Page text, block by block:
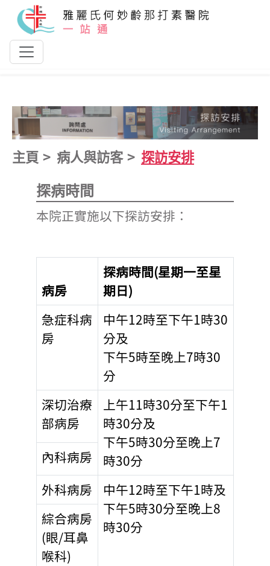
跳到主要內容
主頁 病人與訪客 探訪安排
探病時間
本院正實施以下探訪安排：
病房
探病時間(星期一至星
期日)
急症科病
房
中午12時至下午1時30
分及
下午5時至晚上7時30
分
深切治療
部病房
上午11時30分至下午1
時30分及
下午5時30分至晚上7
時30分
內科病房
外科病房
中午12時至下午1時及
下午5時30分至晚上8
時30分
綜合病房
(眼/耳鼻
喉科)